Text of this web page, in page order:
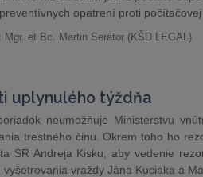
opatrení proti
Mgr. et Bc. Martin Serátor (KŠD LEGAL)
uplynulého týždňa
neumožňuje Ministerstvu
trestného činu. Okrem toho ho
SR Andreja Kisku, aby vedenie
vyšetrovania vraždy Jána Kuciaka a